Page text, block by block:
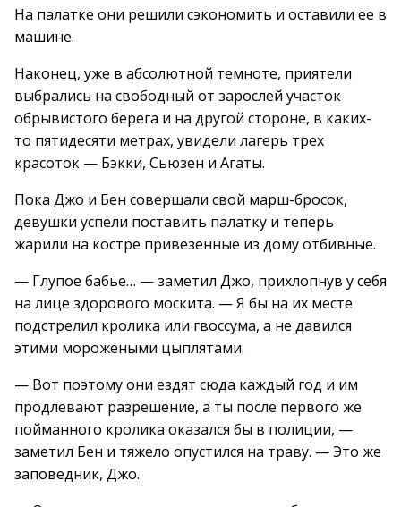
На палатке они решили сэкономить и оставили ее в
машине.
Наконец, уже в абсолютной темноте, приятели
выбрались на свободный от зарослей участок
обрывистого берега и на другой стороне, в каких-
то пятидесяти метрах, увидели лагерь трех
красоток — Бэкки, Сьюзен и Агаты.
Пока Джо и Бен совершали свой марш-бросок,
девушки успели поставить палатку и теперь
жарили на костре привезенные из дому отбивные.
— Глупое бабье… — заметил Джо, прихлопнув у себя
на лице здорового москита. — Я бы на их месте
подстрелил кролика или гвоссума, а не давился
этими морожеными цыплятами.
— Вот поэтому они ездят сюда каждый год и им
продлевают разрешение, а ты после первого же
пойманного кролика оказался бы в полиции, —
заметил Бен и тяжело опустился на траву. — Это же
заповедник, Джо.